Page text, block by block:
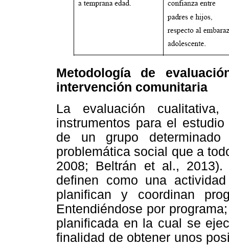
Metodología de
intervención comunitaria
La evaluación
instrumentos para el
de un grupo
problemática social que a
2008; Beltrán et al.,
definen como una
planifican y coordinan
Entendiéndose por
planificada en la cual se
finalidad de obtener unos